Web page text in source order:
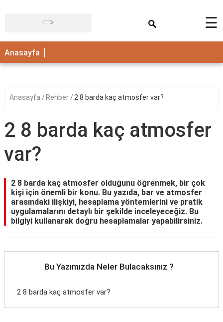
ANASAYFA
☰
Anasayfa
Anasayfa Rehber 2 8 barda kaç atmosfer var?
2 8 barda kaç atmosfer
var?
2 8 barda kaç atmosfer olduğunu öğrenmek, bir çok
kişi için önemli bir konu. Bu yazıda, bar ve atmosfer
arasındaki ilişkiyi, hesaplama yöntemlerini ve pratik
uygulamalarını detaylı bir şekilde inceleyeceğiz. Bu
bilgiyi kullanarak doğru hesaplamalar yapabilirsiniz.
Bu Yazımızda Neler Bulacaksınız ?
2 8 barda kaç atmosfer var?